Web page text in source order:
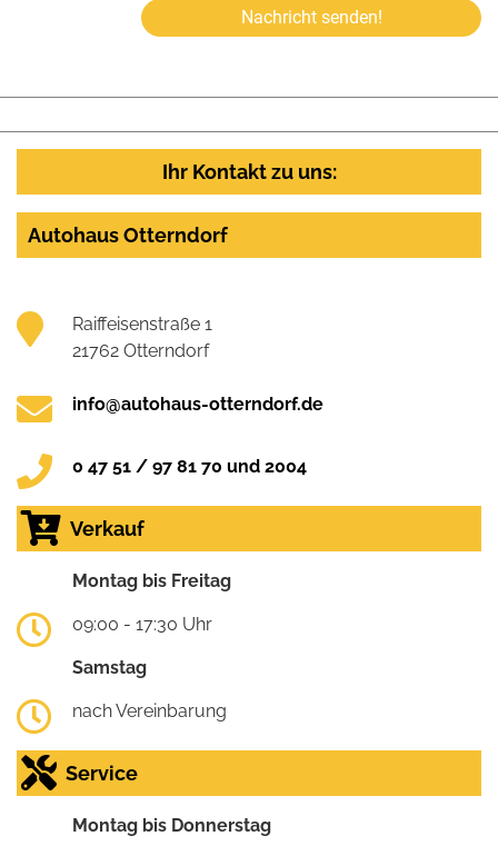
Nachricht senden!
Ihr Kontakt zu uns:
Autohaus Otterndorf
Raiffeisenstraße 1
21762 Otterndorf
info@autohaus-otterndorf.de
0 47 51 / 97 81 70 und 2004
Verkauf
Montag bis Freitag
09:00 - 17:30 Uhr
Samstag
nach Vereinbarung
Service
Montag bis Donnerstag